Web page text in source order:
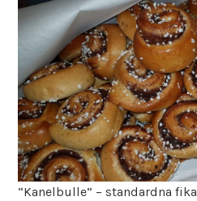
“Kanelbulle” – standardna fika